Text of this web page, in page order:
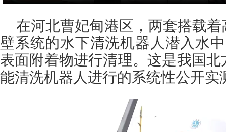
在河北曹妃甸港区，两套搭载
壁系统的水下清洗机器人潜入水
表面附着物进行清理。这是我国
能清洗机器人进行的系统性公开实